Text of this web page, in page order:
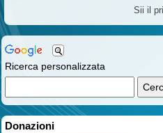
Ricerca personalizzata
Donazioni
Sii il